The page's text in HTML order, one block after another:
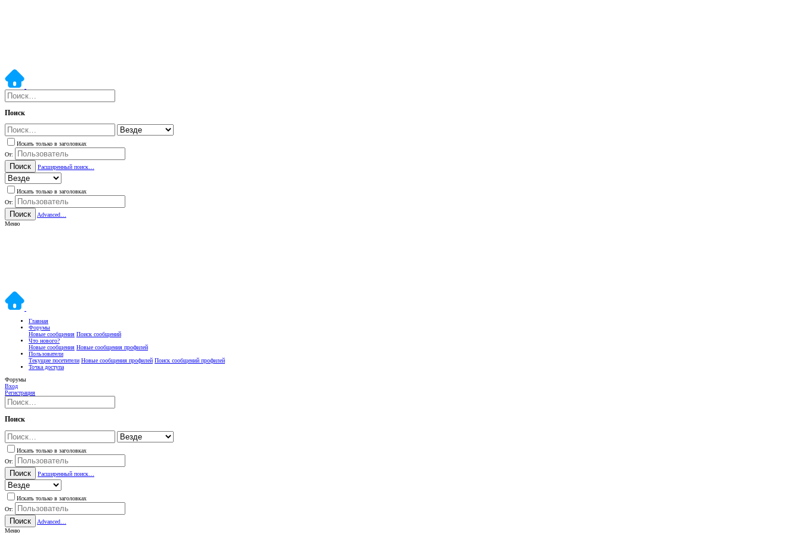
Поиск
Искать только в заголовках
От:
Поиск Расширенный поиск…
Искать только в заголовках
От:
Поиск
Advanced…
Меню
Главная
Форумы
Новые сообщения Поиск сообщений
Что нового?
Новые сообщения Новые сообщения профилей
Пользователи
Текущие посетители Новые сообщения профилей Поиск сообщений профилей
Точка доступа
Форумы
Вход
Регистрация
Поиск
Искать только в заголовках
От:
Поиск Расширенный поиск…
Искать только в заголовках
От:
Поиск
Advanced…
Меню